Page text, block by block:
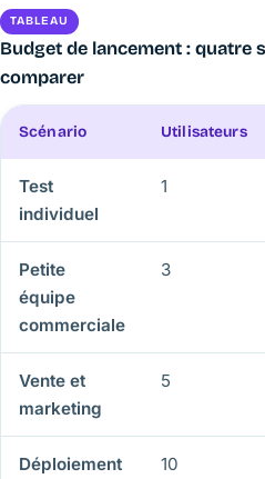
TABLEAU
Budget de lancement : quatre
comparer
Scénario Utilisateurs
Test
individuel
1
Petite
équipe
commerciale
3
Vente et
marketing
5
Déploiement
10